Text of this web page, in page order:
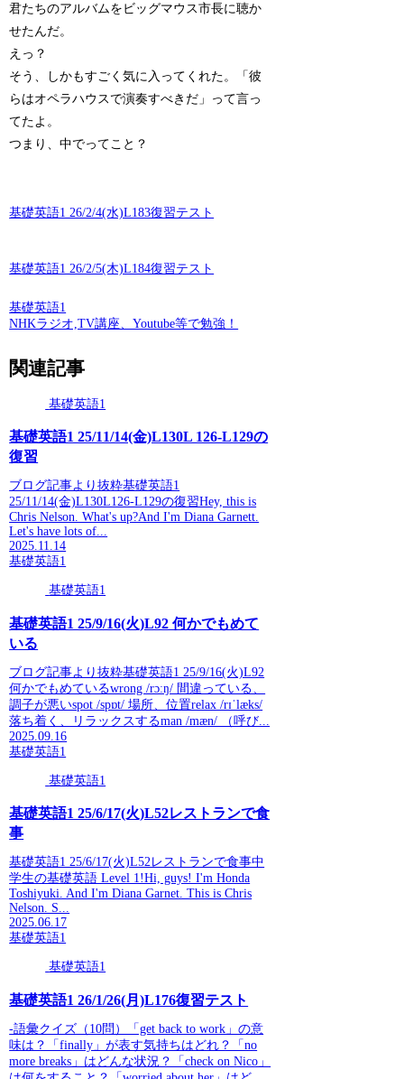
君たちのアルバムをビッグマウス市長に聴か
せたんだ。
えっ？
そう、しかもすごく気に入ってくれた。「彼
らはオペラハウスで演奏すべきだ」って言っ
てたよ。
つまり、中でってこと？
基礎英語1 26/2/4(水)L183復習テスト
基礎英語1 26/2/5(木)L184復習テスト
基礎英語1
NHKラジオ,TV講座、Youtube等で勉強！
関連記事
基礎英語1
基礎英語1 25/11/14(金)L130L 126-L129の
復習
ブログ記事より抜粋基礎英語1
25/11/14(金)L130L126-L129の復習Hey, this is
Chris Nelson. What's up?And I'm Diana Garnett.
Let's have lots of...
2025.11.14
基礎英語1
基礎英語1
基礎英語1 25/9/16(火)L92 何かでもめて
いる
ブログ記事より抜粋基礎英語1 25/9/16(火)L92
何かでもめているwrong /rɔːŋ/ 間違っている、
調子が悪いspot /spɒt/ 場所、位置relax /rɪˈlæks/
落ち着く、リラックスするman /mæn/ （呼び...
2025.09.16
基礎英語1
基礎英語1
基礎英語1 25/6/17(火)L52レストランで食
事
基礎英語1 25/6/17(火)L52レストランで食事中
学生の基礎英語 Level 1!Hi, guys! I'm Honda
Toshiyuki. And I'm Diana Garnet. This is Chris
Nelson. S...
2025.06.17
基礎英語1
基礎英語1
基礎英語1 26/1/26(月)L176復習テスト
-語彙クイズ（10問）「get back to work」の意
味は？「finally」が表す気持ちはどれ？「no
more breaks」はどんな状況？「check on Nico」